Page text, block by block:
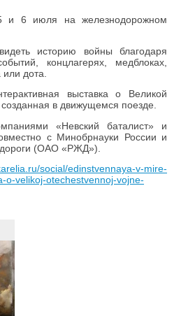
и 6 июля на железнодорожном
историю войны благодаря
концлагерях, медблоках,
дота.
выставка о Великой
в движущемся поезде.
«Невский баталист» и
с Минобрнауки России и
(ОАО «РЖД»).
social/edinstvennaya-v-mire-
o-velikoj-otechestvennoj-vojne-